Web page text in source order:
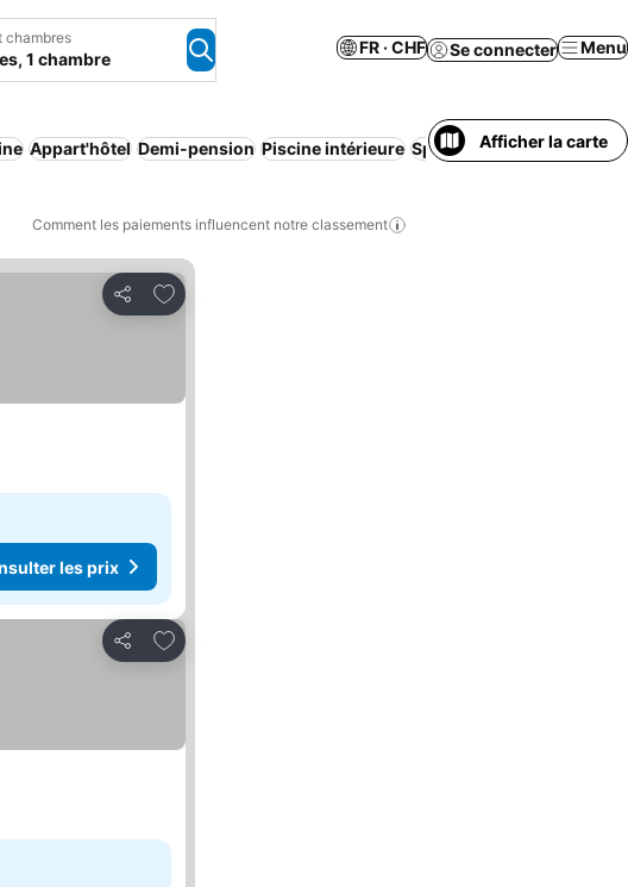
chambres
1 chambre
FR · CHF Se connecter Menu
Appart'hôtel Demi-pension Piscine intérieure Spa Sauna
Afficher la carte
Comment les paiements influencent notre classement
Partager
Ajouter à mes favoris
les prix
Partager
Ajouter à mes favoris